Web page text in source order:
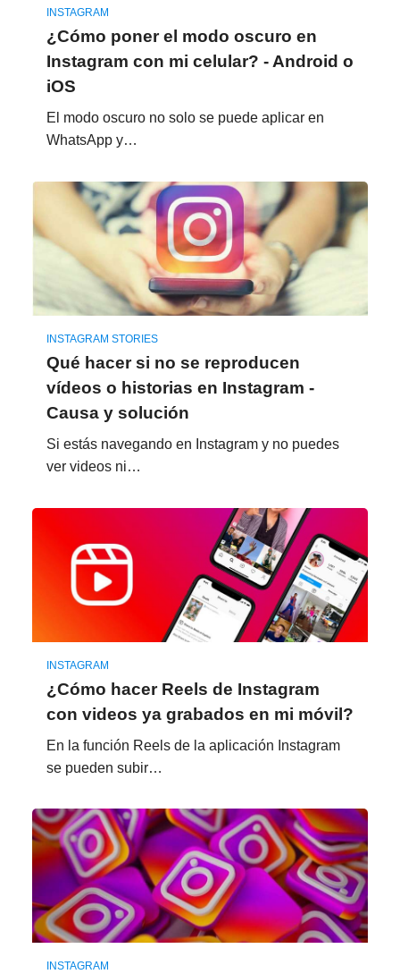
INSTAGRAM
¿Cómo poner el modo oscuro en
Instagram con mi celular? - Android o
iOS
El modo oscuro no solo se puede aplicar en
WhatsApp y…
INSTAGRAM STORIES
Qué hacer si no se reproducen
vídeos o historias en Instagram -
Causa y solución
Si estás navegando en Instagram y no puedes
ver videos ni…
INSTAGRAM
¿Cómo hacer Reels de Instagram
con videos ya grabados en mi móvil?
En la función Reels de la aplicación Instagram
se pueden subir…
INSTAGRAM